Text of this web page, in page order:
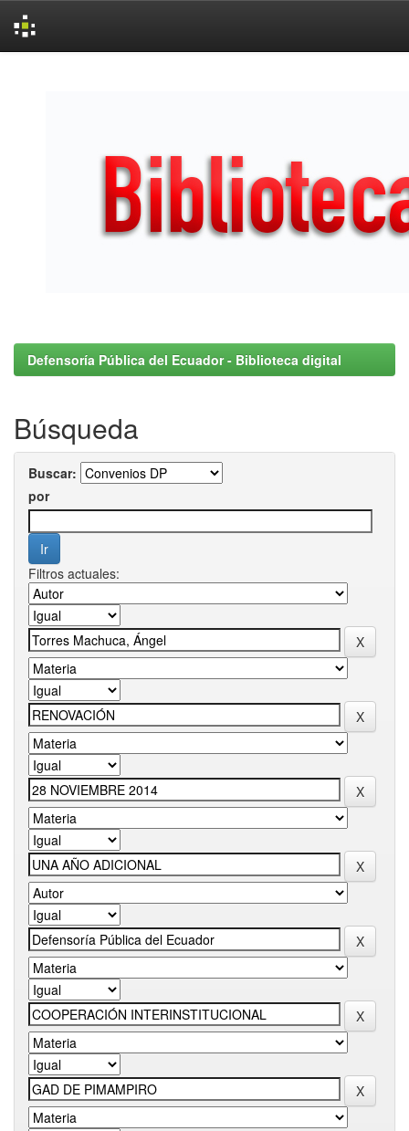
Defensoría Pública del Ecuador - Biblioteca digital
Búsqueda
Buscar:
por
Filtros actuales: